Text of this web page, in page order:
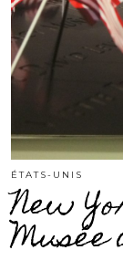
ÉTATS-UNIS
New
Musée